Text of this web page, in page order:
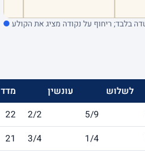
לשלוש עונשין
מדד
5/9
2/2
22
1/4
3/4
21